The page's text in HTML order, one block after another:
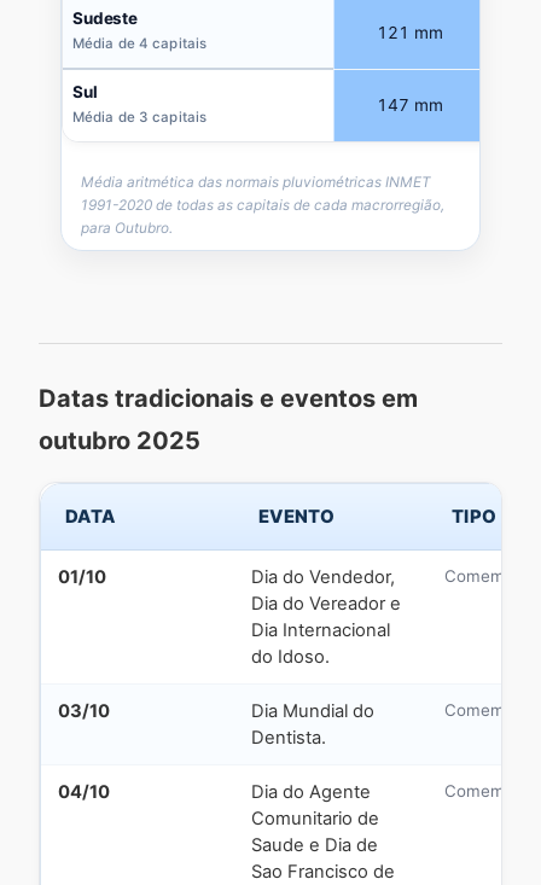
Sudeste
Média de 4 capitais
121 mm
Sul
Média de 3 capitais
147 mm
Média aritmética das normais pluviométricas INMET
1991-2020 de todas as capitais de cada macrorregião,
para Outubro.
Datas tradicionais e eventos em
outubro 2025
DATA EVENTO TIPO
01/10
Dia do Vendedor,
Dia do Vereador e
Dia Internacional
do Idoso.
03/10
Dia Mundial do
Dentista.
04/10
Dia do Agente
Comunitario de
Saude e Dia de
Sao Francisco de